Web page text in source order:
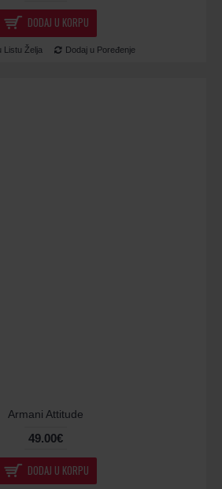
DODAJ U KORPU
Listu Želja Dodaj u Poređenje
Armani Attitude
49.00€
DODAJ U KORPU